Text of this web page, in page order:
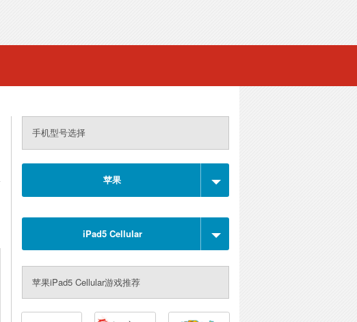
手机型号选择
苹果
iPad5 Cellular
苹果iPad5 Cellular游戏推荐